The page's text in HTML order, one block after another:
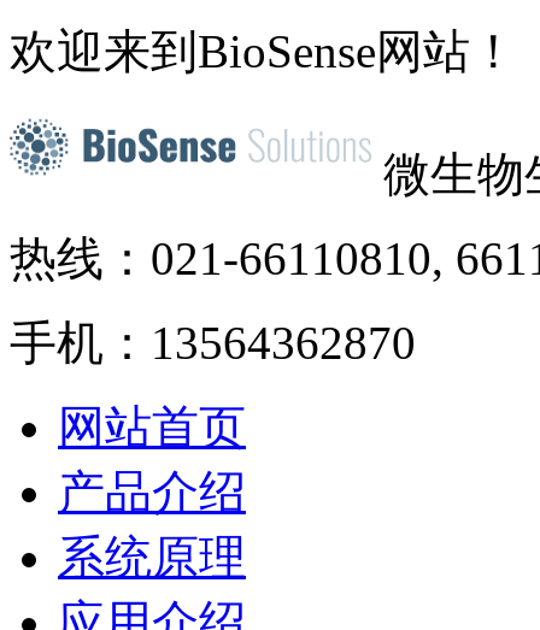
欢迎来到BioSense网站！
微生物
热线：021-66110810,
手机：13564362870
网站首页
产品介绍
系统原理